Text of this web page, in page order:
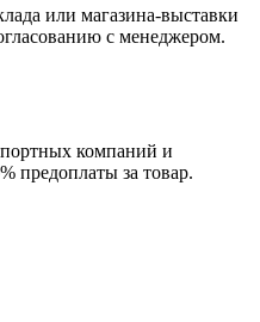
или магазина-выставки
с менеджером.
компаний и
предоплаты за товар.